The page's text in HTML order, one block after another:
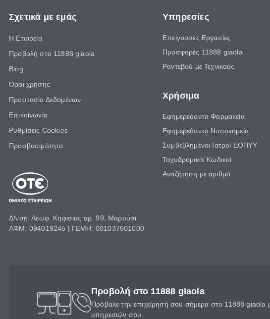
Σχετικά με εμάς
Η Εταιρεία
Προβολή στο 11888 giaola
Blog
Όροι χρήσης
Προστασία Δεδομένων
Επικοινωνία
Ρυθμίσεις Cookies
Προσβασιμότητα
Δ/νση: Λεωφ. Κηφισίας αρ. 99, Μαρούσι
ΑΦΜ: 094019245 | ΓΕΜΗ: 001037501000
Υπηρεσίες
Επείγουσες Εργασίες
Προσφορές 11888 giaola
Ραντεβού με Τεχνικούς
Χρήσιμα
Εφημερεύοντα Φαρμακεία
Εφημερεύοντα Νοσοκομεία
Συμβεβλημένοι Ιατροί ΕΟΠΥΥ
Ταχυδρομικοί Κωδικοί
Αναζήτηση με αριθμό
Προβολή στο 11888 giaola
Πρόβαλε την επιχείρησή σου σήμερα στο 11888 giaola
υπηρεσιών σου.